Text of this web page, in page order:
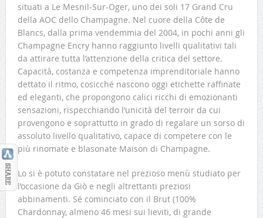
situati a Le Mesnil-Sur-Oger, uno dei soli 17 Grand Cru
della AOC dello Champagne. Nel cuore della Côte de
Blancs, dalla prima vendemmia del 2004, in pochi anni gli
Champagne Encry hanno raggiunto livelli qualitativi tali
da attirare tutta l’attenzione della critica del settore.
Capacità, costanza e competenza imprenditoriale hanno
dettato il ritmo, cosicché nascono oggi etichette raffinate
ed eleganti, che propongono calici ricchi di emozionanti
sensazioni, rispecchiando l’unicità del terroir da cui
provengono e soprattutto in grado di regalare un sorso di
assoluto livello qualitativo, capace di competere con le
più rinomate e blasonate Maison di Champagne.
Lo si è potuto constatare nel prezioso menù studiato per
l’occasione da Giò e negli altrettanti preziosi
abbinamenti. Sé cominciato con il Brut (100%
Chardonnay, almeno 46 mesi sui lieviti, di grande